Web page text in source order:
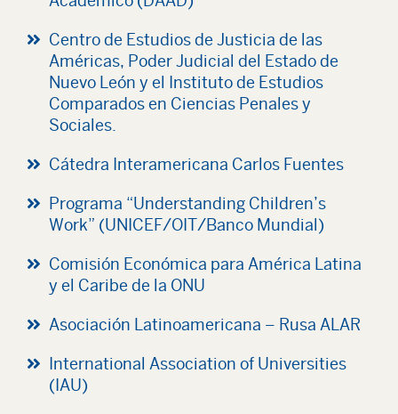
Centro de Estudios de Justicia de las
Américas, Poder Judicial del Estado de
Nuevo León y el Instituto de Estudios
Comparados en Ciencias Penales y
Sociales.
Cátedra Interamericana Carlos Fuentes
Programa “Understanding Children’s
Work” (UNICEF/OIT/Banco Mundial)
Comisión Económica para América Latina
y el Caribe de la ONU
Asociación Latinoamericana – Rusa ALAR
International Association of Universities
(IAU)